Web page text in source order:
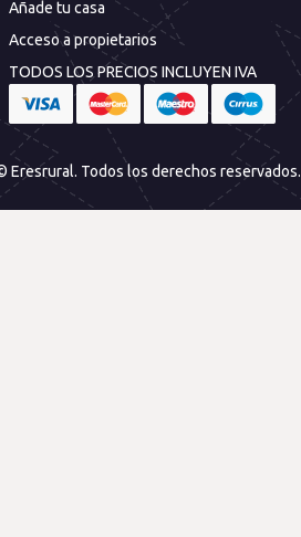
Añade tu casa
Acceso a propietarios
TODOS LOS PRECIOS INCLUYEN IVA
Eresrural. Todos los derechos reservados.